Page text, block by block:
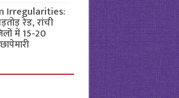
Irregularities:
रेड, रांची
में 15-20